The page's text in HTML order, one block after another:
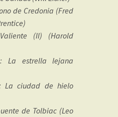
de Credonia (Fred
(II) (Harold
La estrella lejana
La ciudad de hielo
de Tolbiac (Leo